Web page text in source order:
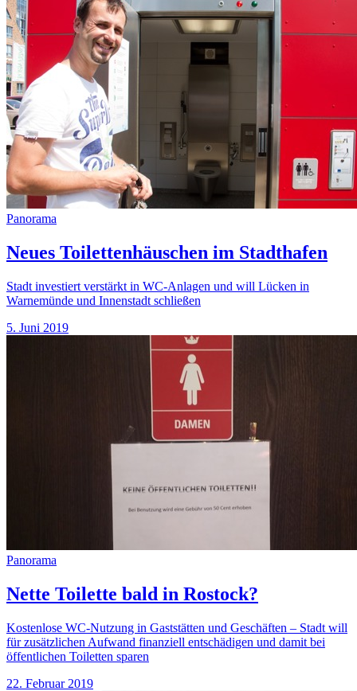
Panorama
Neues Toilettenhäuschen im Stadthafen
Stadt investiert verstärkt in WC-Anlagen und will Lücken in
Warnemünde und Innenstadt schließen
5. Juni 2019
Panorama
Nette Toilette bald in Rostock?
Kostenlose WC-Nutzung in Gaststätten und Geschäften – Stadt will
für zusätzlichen Aufwand finanziell entschädigen und damit bei
öffentlichen Toiletten sparen
22. Februar 2019